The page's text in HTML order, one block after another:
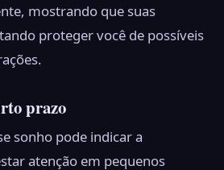
mostrando que suas
proteger você de possíveis
prazo
sonho pode indicar a
atenção em pequenos